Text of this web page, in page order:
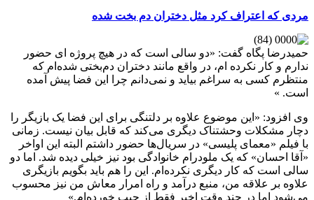
مردی که اعتراف کرد مثل دختران دم بخت شده‌
حمیدرضا پگاه گفت: «دو سالی است که در هیچ پروژه ای حضور
ندارم و کار نکرده ام، در واقع مانند دختران دم‌بختی شده‌ام که
منتظرم کسی به سراغم بیاید و نمی‌دانم چرا این فضا پیش آمده
است. »
وی افزود: «این موضوع علاوه بر دلتنگی برای این فضا یک بازیگر را
دچار مشکلات وحشتناک دیگری می‌کند که قابل بیان نیست. زمانی
با فیلم «معمای پلیسی» در سریال‌ها حضور داشتم البته این اواخر
«آقا احسان» که یک ملودرام خانوادگی بود نیز خیلی دیده شد. اما دو
سالی است که کار دیگری نکرده‌ام. این را هم باید بگویم بازیگری
علاوه بر علاقه من، منبع درآمد و راه امرار معاش من نیز محسوب
می‌شود اما در چند وقت اخیر فقط از جیب خورده‌ام.»